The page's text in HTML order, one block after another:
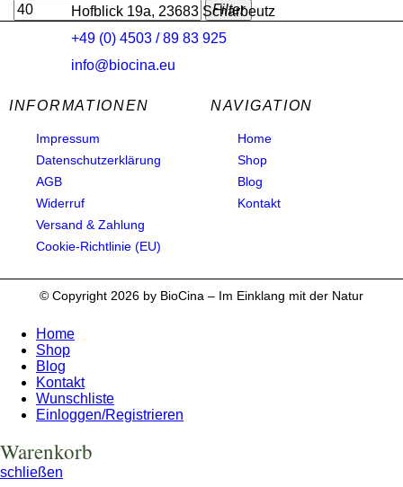
Filter
Hofblick 19a, 23683 Scharbeutz
+49 (0) 4503 / 89 83 925
info@biocina.eu
INFORMATIONEN
Impressum
Datenschutzerklärung
AGB
Widerruf
Versand & Zahlung
Cookie-Richtlinie (EU)
NAVIGATION
Home
Shop
Blog
Kontakt
© Copyright 2026 by BioCina – Im Einklang mit der Natur
Home
Shop
Blog
Kontakt
Wunschliste
Einloggen/Registrieren
Warenkorb
schließen